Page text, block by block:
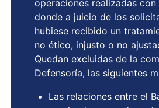
operaciones realizadas
donde a juicio de los
hubiese recibido un
no ético, injusto o no
Quedan excluidas de la
Defensoría, las siguientes
Las relaciones entre el